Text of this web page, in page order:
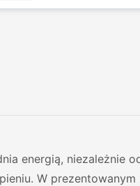
energią, niezależnie
W prezentowanym